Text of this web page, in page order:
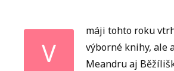
V
máji tohto roku
výborné knihy, ale
Meandru aj